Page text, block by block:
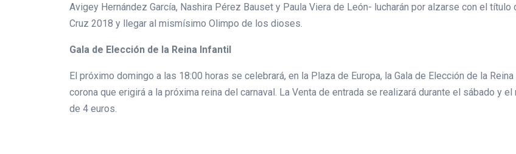
Avigey Hernández García, Nashira Pérez Bauset y Paula Viera de León- lucharán por alzarse con el
Cruz 2018 y llegar al mismísimo Olimpo de los dioses.
Gala de Elección de la Reina Infantil
El próximo domingo a las 18:00 horas se celebrará, en la Plaza de Europa, la Gala de Elección de la
corona que erigirá a la próxima reina del carnaval. La Venta de entrada se realizará durante el sábado y
de 4 euros.